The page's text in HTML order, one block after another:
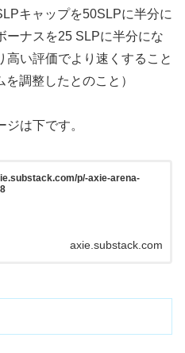
キャップを50SLPに半分に
ーナスを25 SLPに半分にな
高い評価でより速くすること
調整したとのこと）
は下です。
p/-axie-arena-
axie.substack.com